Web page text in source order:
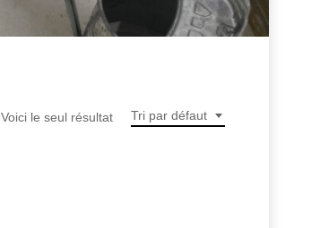
Tri par défaut
Voici le seul résultat